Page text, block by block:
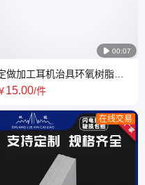
 00:07
做加工耳机治具环氧树脂夹
电木板手机治具打孔雕刻图
15.00/件
在线交易